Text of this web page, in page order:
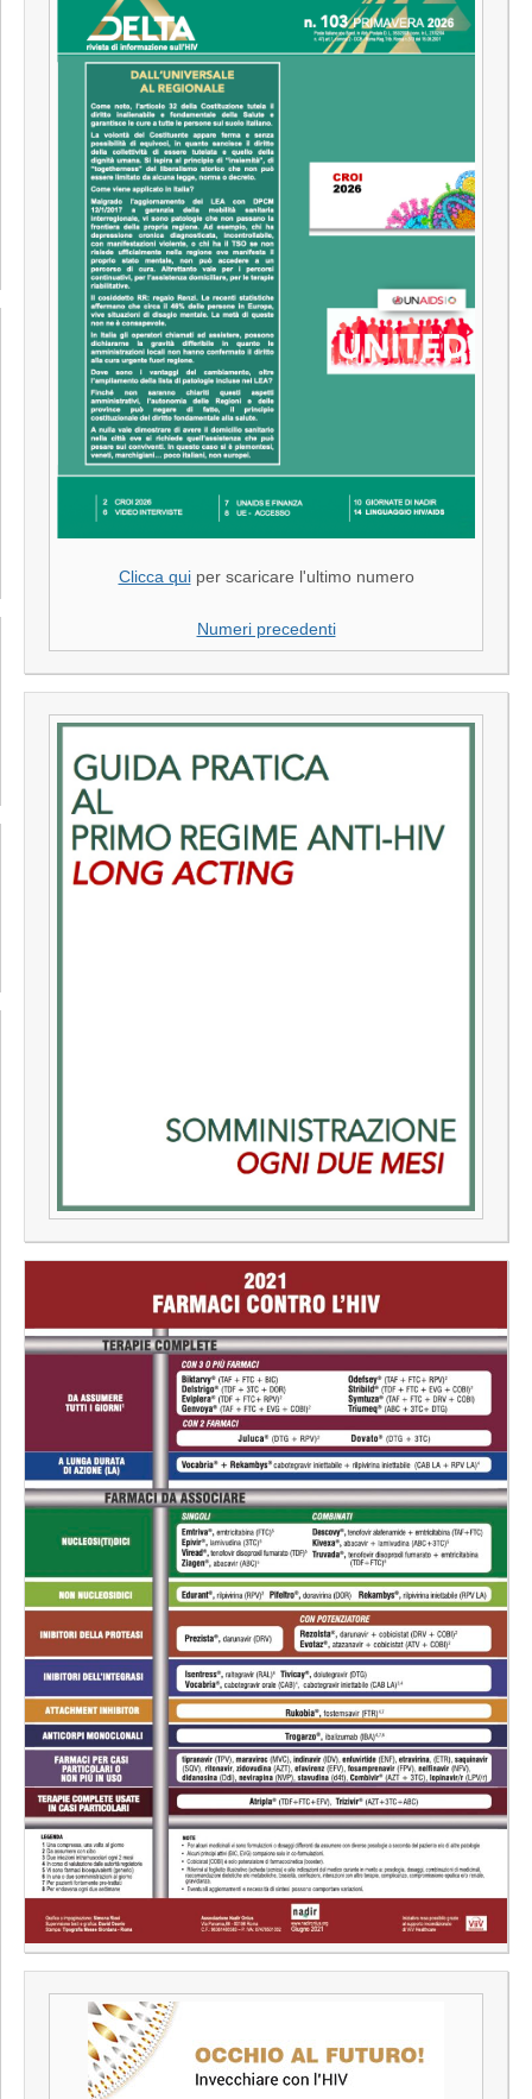
Clicca quiper scaricare l'ultimo numero
Numeri precedenti